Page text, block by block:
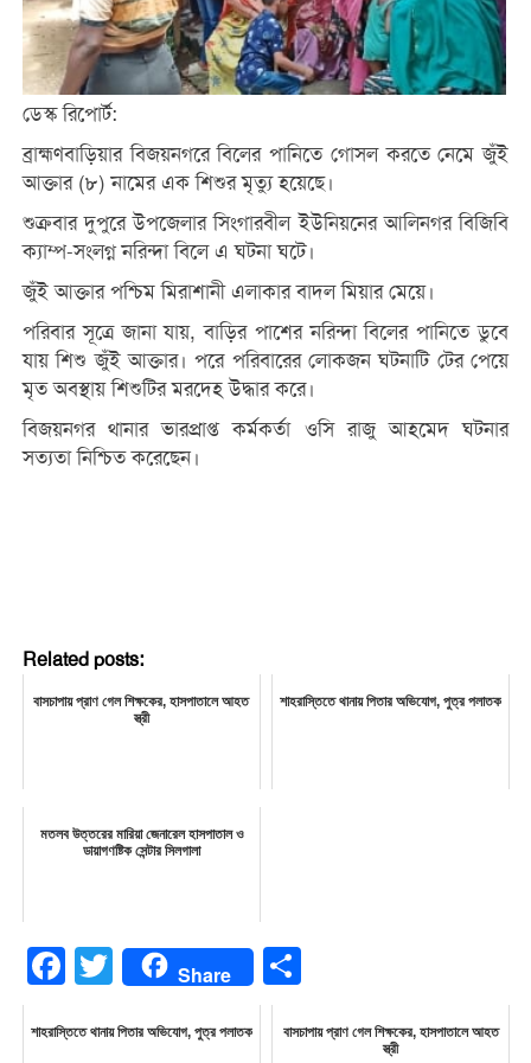
ডেস্ক রিপোর্ট:
ব্রাহ্মণবাড়িয়ার বিজয়নগরে বিলের পানিতে গোসল করতে নেমে জুঁই
আক্তার (৮) নামের এক শিশুর মৃত্যু হয়েছে।
শুক্রবার দুপুরে উপজেলার সিংগারবীল ইউনিয়নের আলিনগর বিজিবি
ক্যাম্প-সংলগ্ন নরিন্দা বিলে এ ঘটনা ঘটে।
জুঁই আক্তার পশ্চিম মিরাশানী এলাকার বাদল মিয়ার মেয়ে।
পরিবার সূত্রে জানা যায়, বাড়ির পাশের নরিন্দা বিলের পানিতে ডুবে
যায় শিশু জুঁই আক্তার। পরে পরিবারের লোকজন ঘটনাটি টের পেয়ে
মৃত অবস্থায় শিশুটির মরদেহ উদ্ধার করে।
বিজয়নগর থানার ভারপ্রাপ্ত কর্মকর্তা ওসি রাজু আহমেদ ঘটনার
সত্যতা নিশ্চিত করেছেন।
Related posts:
বাসচাপায় প্রাণ গেল শিক্ষকের, হাসপাতালে আহত
স্ত্রী
শাহরাস্তিতে থানায় পিতার অভিযোগ, পুত্র পলাতক
মতলব উত্তরের মারিয়া জেনারেল হাসপাতাল ও
ডায়াগণষ্টিক সেন্টার সিলগালা
Facebook
Twitter Share
শাহরাস্তিতে থানায় পিতার অভিযোগ, পুত্র পলাতক
বাসচাপায় প্রাণ গেল শিক্ষকের, হাসপাতালে আহত
স্ত্রী